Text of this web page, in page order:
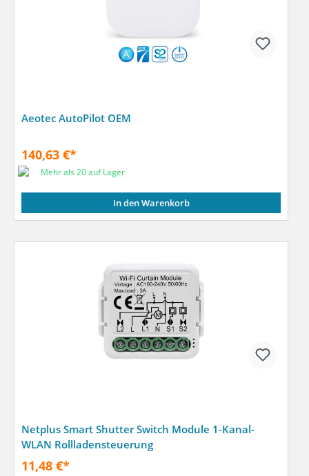
Aeotec AutoPilot OEM
140,63 €*
Mehr als 20 auf Lager
In den Warenkorb
Netplus Smart Shutter Switch Module 1-Kanal-
WLAN Rollladensteuerung
11,48 €*